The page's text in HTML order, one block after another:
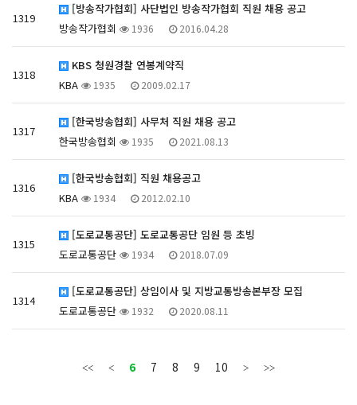
1319
[방송작가협회] 사단법인 방송작가협회 직원 채용 공고
방송작가협회
1936 2016.04.28
1318
KBS 청원경찰 연봉계약직
KBA
1935 2009.02.17
1317
[한국방송협회] 사무처 직원 채용 공고
한국방송협회
1935 2021.08.13
1316
[한국방송협회] 직원 채용공고
KBA
1934 2012.02.10
1315
[도로교통공단] 도로교통공단 임원 등 초빙
도로교통공단
1934 2018.07.09
1314
[도로교통공단] 상임이사 및 지방교통방송본부장 모집
도로교통공단
1932 2020.08.11
6 7 8 9 10